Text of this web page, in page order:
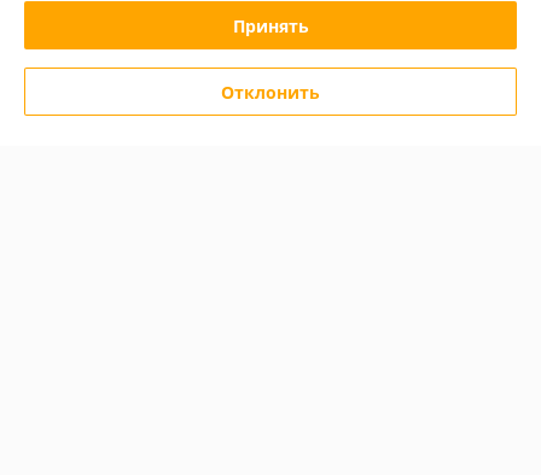
Принять
Отклонить